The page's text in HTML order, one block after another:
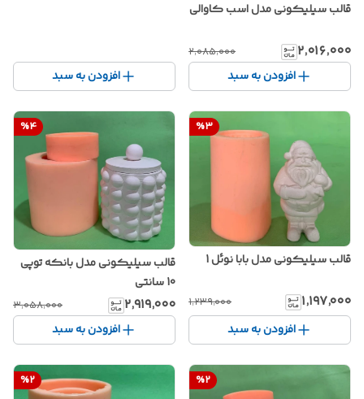
قالب سیلیکونی مدل اسب کاوالی
۲٬۰۱۶٬۰۰۰ ۲٬۰۸۵٬۰۰۰
افزودن به سبد افزودن به سبد
%3
قالب سیلیکونی مدل بابا نوئل 1
۱٬۱۹۷٬۰۰۰ ۱٬۲۳۹٬۰۰۰
افزودن به سبد
%4
قالب سیلیکونی مدل بانکه توپی
10 سانتی
۲٬۹۱۹٬۰۰۰ ۳٬۰۵۸٬۰۰۰
افزودن به سبد
%2
%2